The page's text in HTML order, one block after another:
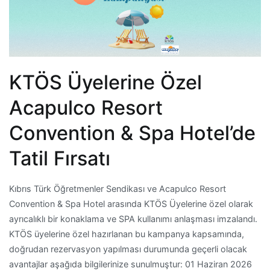
KTÖS Üyelerine Özel
Acapulco Resort
Convention & Spa Hotel’de
Tatil Fırsatı
Kıbrıs Türk Öğretmenler Sendikası ve Acapulco Resort
Convention & Spa Hotel arasında KTÖS Üyelerine özel olarak
ayrıcalıklı bir konaklama ve SPA kullanımı anlaşması imzalandı.
KTÖS üyelerine özel hazırlanan bu kampanya kapsamında,
doğrudan rezervasyon yapılması durumunda geçerli olacak
avantajlar aşağıda bilgilerinize sunulmuştur: 01 Haziran 2026